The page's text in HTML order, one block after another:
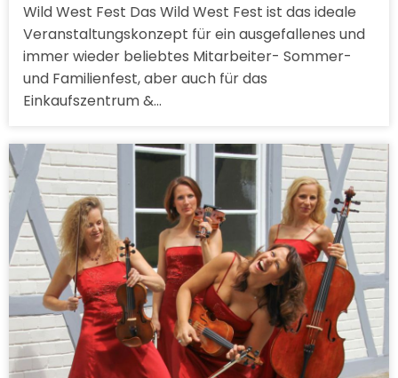
Wild West Fest Das Wild West Fest ist das ideale
Veranstaltungskonzept für ein ausgefallenes und
immer wieder beliebtes Mitarbeiter- Sommer-
und Familienfest, aber auch für das
Einkaufszentrum &…